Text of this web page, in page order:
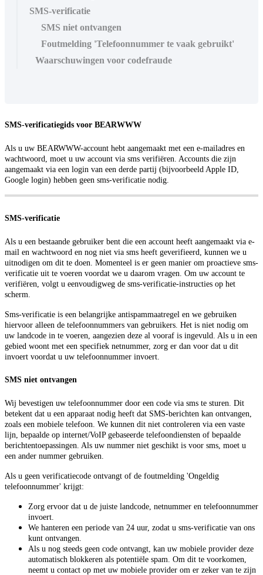
SMS-verificatie
SMS niet ontvangen
Foutmelding 'Telefoonnummer te vaak gebruikt'
Waarschuwingen voor codefraude
SMS-verificatiegids voor BEARWWW
Als u uw BEARWWW-account hebt aangemaakt met een e-mailadres en
wachtwoord, moet u uw account via sms verifiëren. Accounts die zijn
aangemaakt via een login van een derde partij (bijvoorbeeld Apple ID,
Google login) hebben geen sms-verificatie nodig.
SMS-verificatie
Als u een bestaande gebruiker bent die een account heeft aangemaakt via e-
mail en wachtwoord en nog niet via sms heeft geverifieerd, kunnen we u
uitnodigen om dit te doen. Momenteel is er geen manier om proactieve sms-
verificatie uit te voeren voordat we u daarom vragen. Om uw account te
verifiëren, volgt u eenvoudigweg de sms-verificatie-instructies op het
scherm.
Sms-verificatie is een belangrijke antispammaatregel en we gebruiken
hiervoor alleen de telefoonnummers van gebruikers. Het is niet nodig om
uw landcode in te voeren, aangezien deze al vooraf is ingevuld. Als u in een
gebied woont met een specifiek netnummer, zorg er dan voor dat u dit
invoert voordat u uw telefoonnummer invoert.
SMS niet ontvangen
Wij bevestigen uw telefoonnummer door een code via sms te sturen. Dit
betekent dat u een apparaat nodig heeft dat SMS-berichten kan ontvangen,
zoals een mobiele telefoon. We kunnen dit niet controleren via een vaste
lijn, bepaalde op internet/VoIP gebaseerde telefoondiensten of bepaalde
berichtentoepassingen. Als uw nummer niet geschikt is voor sms, moet u
een ander nummer gebruiken.
Als u geen verificatiecode ontvangt of de foutmelding 'Ongeldig
telefoonnummer' krijgt:
Zorg ervoor dat u de juiste landcode, netnummer en telefoonnummer
invoert.
We hanteren een periode van 24 uur, zodat u sms-verificatie van ons
kunt ontvangen.
Als u nog steeds geen code ontvangt, kan uw mobiele provider deze
automatisch blokkeren als potentiële spam. Om dit te voorkomen,
neemt u contact op met uw mobiele provider om er zeker van te zijn